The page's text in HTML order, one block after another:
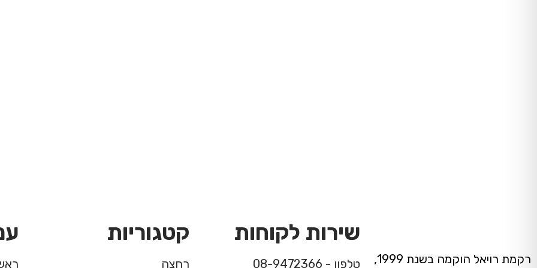
רקמת רויאל הוקמה בשנת 1999,
שירות לקוחות
טלפון - 08-9472366
קטגוריות
רחצה